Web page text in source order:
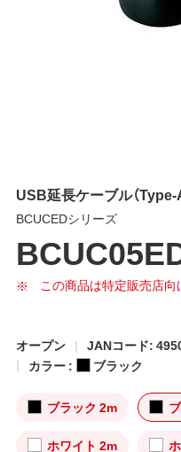
USB延長ケーブル（
BCUCEDシリーズ
この商品は特定販売店向
オープン
JANコード:
カラー :
ブラック
ブラック 2m
ホワイト 2m